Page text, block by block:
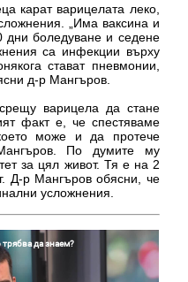
карат варицелата леко,
„Има ваксина и
боледуване и седене
са инфекции върху
стават пневмонии,
д-р Мангъров.
варицела да стане
факт е, че спестяваме
може и да протече
По думите му
за цял живот. Тя е на 2
Д-р Мангъров обясни, че
усложнения.